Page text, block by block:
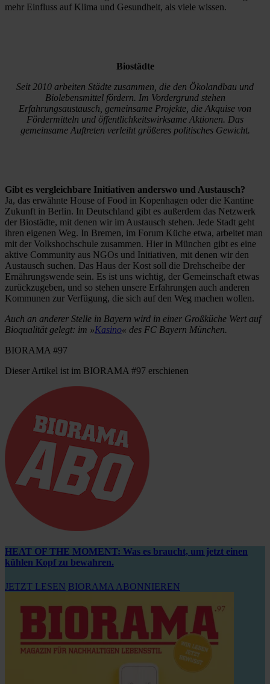
mehr Einfluss auf Klima und Gesundheit, als viele wissen.
Biostädte
Seit 2010 arbeiten Städte zusammen, die den Ökolandbau und
Biolebensmittel fördern. Im Vordergrund stehen
Erfahrungsaustausch, gemeinsame Projekte, die Akquise von
Fördermitteln und öffentlichkeitswirksame Aktionen. Das
gemeinsame Auftreten verleiht größeres politisches Gewicht.
Gibt es vergleichbare Initiativen anderswo und Austausch?
Ja, das erwähnte House of Food in Kopenhagen oder die Kantine
Zukunft in Berlin. In Deutschland gibt es außerdem das Netzwerk
der Biostädte, mit denen wir im Austausch stehen. Jede Stadt geht
ihren eigenen Weg. In Bremen, im Forum Küche etwa, arbeitet man
mit der Volkshochschule zusammen. Hier in München gibt es eine
aktive Community aus NGOs und Initiativen, mit denen wir den
Austausch suchen. Das Haus der Kost soll die Drehscheibe der
Ernährungswende sein. Es ist uns wichtig, der Gemeinschaft etwas
zurückzugeben, und so stehen unsere Erfahrungen auch anderen
Kommunen zur Verfügung, die sich auf den Weg machen wollen.
Auch an anderer Stelle in Bayern wird in einer Großküche Wert auf
Bioqualität gelegt: im »Kasino« des FC Bayern München.
BIORAMA #97
Dieser Artikel ist im BIORAMA #97 erschienen
HEAT OF THE MOMENT: Was es braucht, um jetzt einen
kühlen Kopf zu bewahren.
JETZT LESEN BIORAMA ABONNIEREN